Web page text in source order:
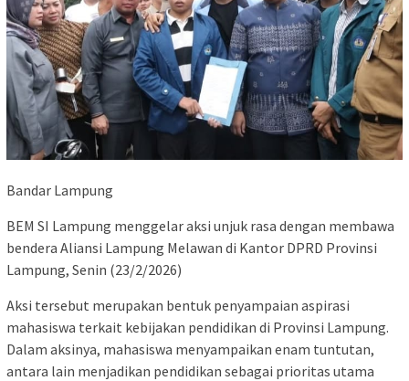
Bandar Lampung
BEM SI Lampung menggelar aksi unjuk rasa dengan membawa
bendera Aliansi Lampung Melawan di Kantor DPRD Provinsi
Lampung, Senin (23/2/2026)
Aksi tersebut merupakan bentuk penyampaian aspirasi
mahasiswa terkait kebijakan pendidikan di Provinsi Lampung.
Dalam aksinya, mahasiswa menyampaikan enam tuntutan,
antara lain menjadikan pendidikan sebagai prioritas utama